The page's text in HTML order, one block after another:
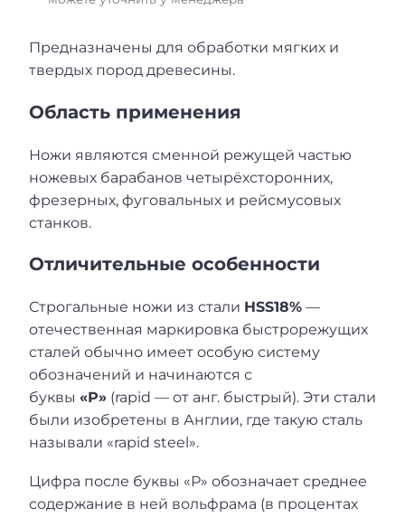
Предназначены для обработки мягких и
твердых пород древесины.
Область применения
Ножи являются сменной режущей частью
ножевых барабанов четырёхсторонних,
фрезерных, фуговальных и рейсмусовых
станков.
Отличительные особенности
Строгальные ножи из стали HSS18% —
отечественная маркировка быстрорежущих
сталей обычно имеет особую систему
обозначений и начинаются с
буквы «Р» (rapid — от анг. быстрый). Эти стали
были изобретены в Англии, где такую сталь
называли «rapid steel».
Цифра после буквы «Р» обозначает среднее
содержание в ней вольфрама (в процентах